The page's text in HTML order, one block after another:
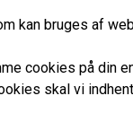
kan bruges af
cookies på din
skal vi